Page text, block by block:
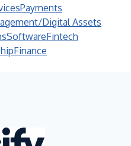
Payments
Digital Assets
SoftwareFintech
Finance